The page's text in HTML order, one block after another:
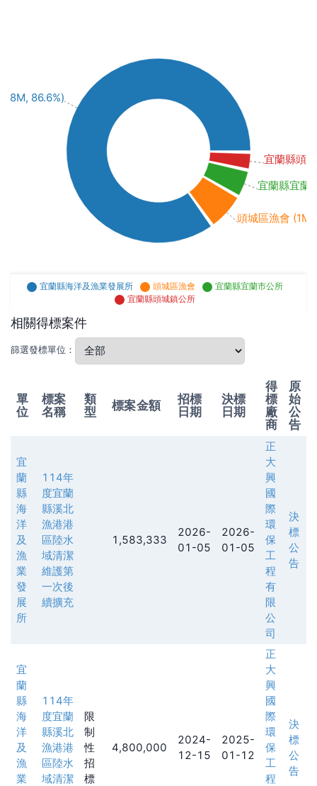
86.6%)
頭城區漁會 (1M,
宜蘭縣宜蘭
宜蘭縣頭
宜蘭縣海洋及漁業發展所 頭城區漁會
宜蘭縣宜蘭市公所
宜蘭縣頭城鎮公所
相關得標案件
篩選發標單位：
單
位
標案
名稱
類
型
標案金額
招標
日期
決標
日期
得
標
廠
商
原
始
公
告
宜
蘭
縣
海
洋
及
漁
業
發
展
所
114年
度宜蘭
縣溪北
漁港港
區陸水
域清潔
維護第
一次後
續擴充
1,583,333
2026-
01-05
2026-
01-05
正
大
興
國
際
環
保
工
程
有
限
公
司
決
標
公
告
宜
蘭
縣
海
洋
及
漁
業
114年
度宜蘭
縣溪北
漁港港
區陸水
域清潔
限
制
性
招
標
4,800,000
2024-
12-15
2025-
01-12
正
大
興
國
際
環
保
工
程
決
標
公
告